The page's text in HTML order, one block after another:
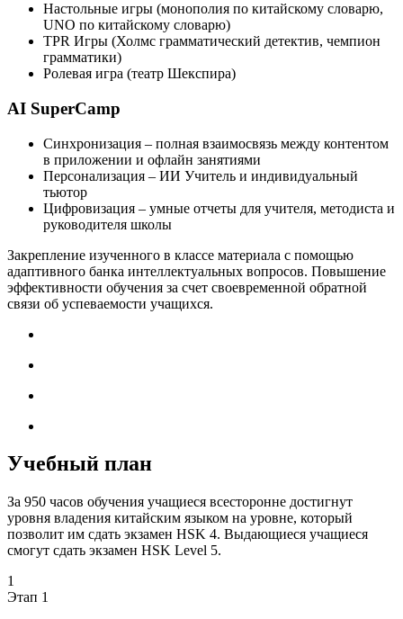
Настольные игры (монополия по китайскому словарю,
UNO по китайскому словарю)
TPR Игры (Холмс грамматический детектив, чемпион
грамматики)
Ролевая игра (театр Шекспира)
AI SuperCamp
Cинхронизация – полная взаимосвязь между контентом
в приложении и офлайн занятиями
Персонализация – ИИ Учитель и индивидуальный
тьютор
Цифровизация – умные отчеты для учителя, методиста и
руководителя школы
Закрепление изученного в классе материала с помощью
адаптивного банка интеллектуальных вопросов. Повышение
эффективности обучения за счет своевременной обратной
связи об успеваемости учащихся.
Учебный план
За 950 часов обучения учащиеся всесторонне достигнут
уровня владения китайским языком на уровне, который
позволит им сдать экзамен HSK 4. Выдающиеся учащиеся
смогут сдать экзамен HSK Level 5.
1
Этап 1